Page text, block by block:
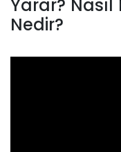
Yarar? Nasıl
Nedir?